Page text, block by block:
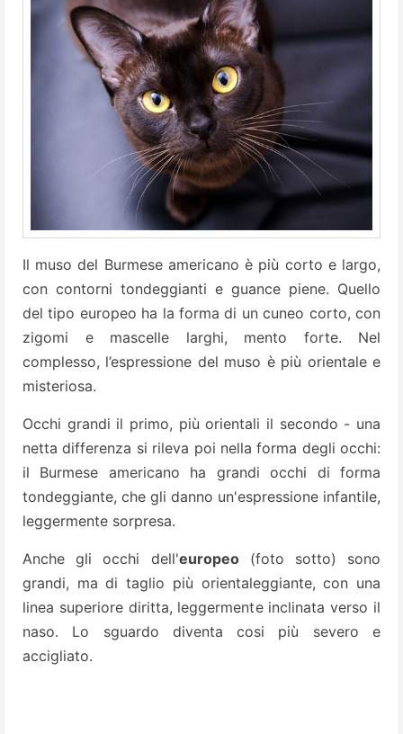
Il muso del Burmese americano è più corto e largo,
con contorni tondeggianti e guance piene. Quello
del tipo europeo ha la forma di un cuneo corto, con
zigomi e mascelle larghi, mento forte. Nel
complesso, l’espressione del muso è più orientale e
misteriosa.
Occhi grandi il primo, più orientali il secondo - una
netta differenza si rileva poi nella forma degli occhi:
il Burmese americano ha grandi occhi di forma
tondeggiante, che gli danno un'espressione infantile,
leggermente sorpresa.
Anche gli occhi dell'europeo(foto sotto) sono
grandi, ma di taglio più orientaleggiante, con una
linea superiore diritta, leggermente inclinata verso il
naso. Lo sguardo diventa cosi più severo e
accigliato.